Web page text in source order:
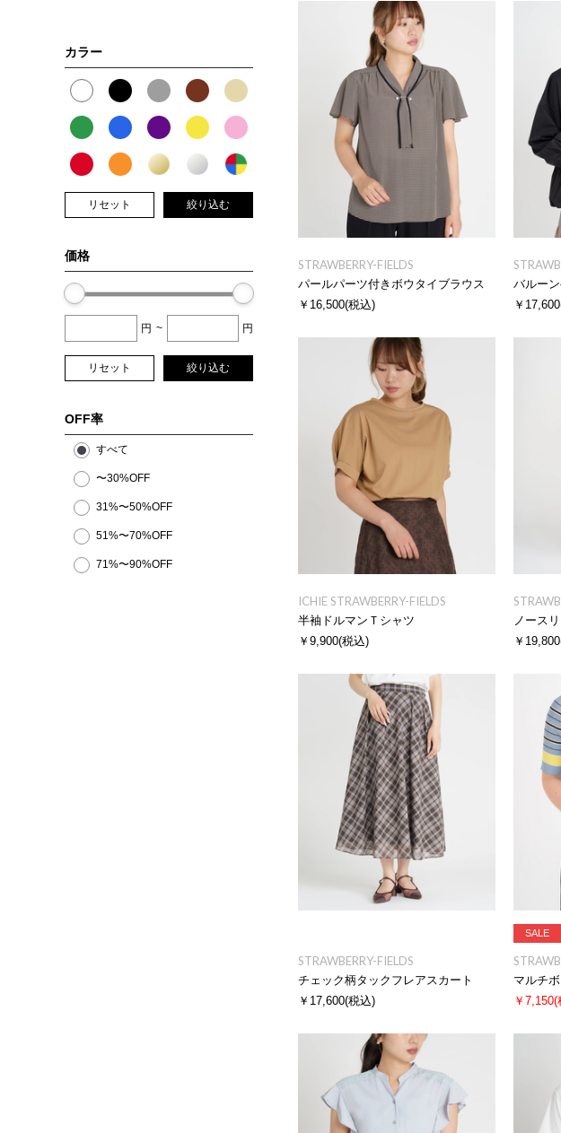
カラー
リセット 絞り込む
価格
円 ~ 円
リセット 絞り込む
OFF率
すべて
〜30%OFF
31%〜50%OFF
51%〜70%OFF
71%〜90%OFF
STRAWBERRY-FIELDS
パールパーツ付きボウタイブラウス
￥16,500(税込)
バルー
￥17,600
ICHIE STRAWBERRY-FIELDS
半袖ドルマンＴシャツ
￥9,900(税込)
ノース
￥19,800
STRAWBERRY-FIELDS
チェック柄タックフレアスカート
￥17,600(税込)
SALE
マルチ
￥7,150(